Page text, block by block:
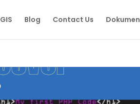
GIS Blog Contact Us Dokumen